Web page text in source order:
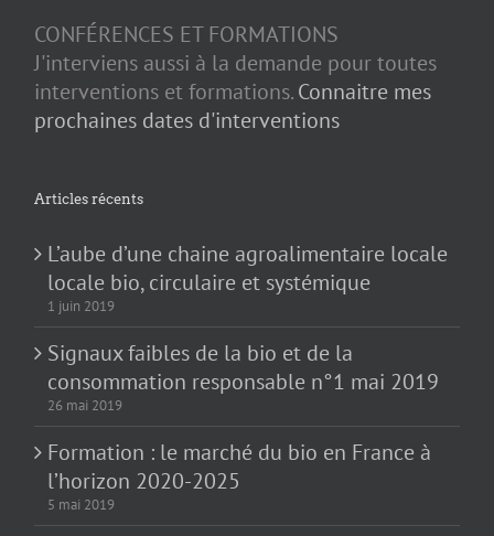
CONFÉRENCES ET FORMATIONS
J'interviens aussi à la demande pour toutes
interventions et formations.Connaitre mes
prochaines dates d'interventions
Articles récents
L’aube d’une chaine agroalimentaire locale
locale bio, circulaire et systémique
1 juin 2019
Signaux faibles de la bio et de la
consommation responsable n°1 mai 2019
26 mai 2019
Formation : le marché du bio en France à
l’horizon 2020-2025
5 mai 2019